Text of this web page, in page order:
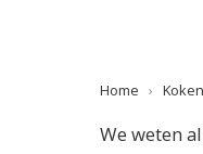
Home ›
We weten